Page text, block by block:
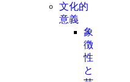
文化的
意義
象
徴
性
と